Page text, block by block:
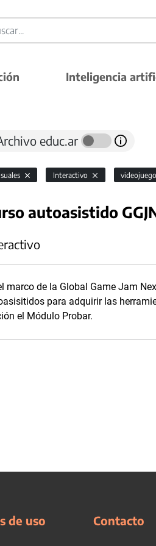
Inteligencia
educ.ar
Interactivo
autoasistido
marco de la Global Game Jam
para adquirir las
el Módulo Probar.
de uso Contacto